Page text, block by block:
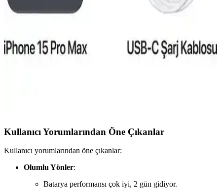
ihtiyaçlarınıza daha uygun olduğunu öğrenin.
iPhone 15 Pro Taksit Seçenekleri ve Elektronik
Kullanıcı Yorumlarından Öne Çıkanlar
Kullanıcı yorumlarından öne çıkanlar:
Olumlu Yönler:
Batarya performansı çok iyi, 2 gün gidiyor.